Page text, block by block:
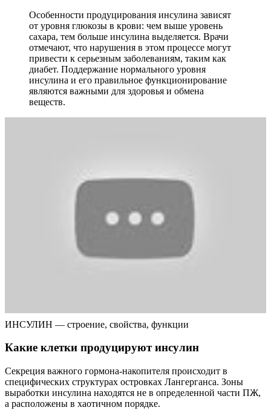
Особенности продуцирования инсулина зависят
от уровня глюкозы в крови: чем выше уровень
сахара, тем больше инсулина выделяется. Врачи
отмечают, что нарушения в этом процессе могут
привести к серьезным заболеваниям, таким как
диабет. Поддержание нормального уровня
инсулина и его правильное функционирование
являются важными для здоровья и обмена
веществ.
ИНСУЛИН — строение, свойства, функции
Какие клетки продуцируют инсулин
Секреция важного гормона-накопителя происходит в
специфических структурах островках Лангерганса. Зоны
выработки инсулина находятся не в определенной части ПЖ,
а расположены в хаотичном порядке.